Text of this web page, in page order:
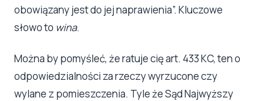
obowiązany jest do jej naprawienia”. Kluczowe
słowo to wina.
Można by pomyśleć, że ratuje cię art. 433 KC, ten o
odpowiedzialności za rzeczy wyrzucone czy
wylane z pomieszczenia. Tyle że Sąd Najwyższy